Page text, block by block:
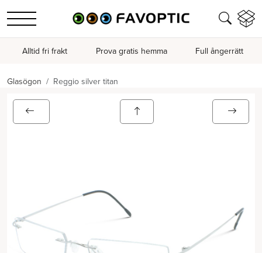
Alltid fri frakt Prova gratis hemma Full ångerrätt
Glasögon Reggio silver titan